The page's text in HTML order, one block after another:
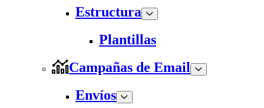
Estructura
Plantillas
Campañas de Email
Envíos